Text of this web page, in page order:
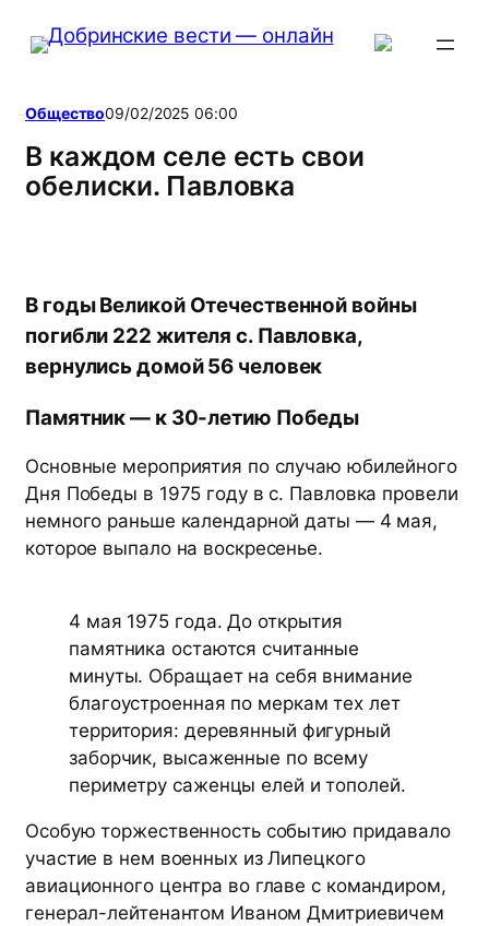
Перейти
Общество09/02/2025 06:00
В каждом селе есть свои
обелиски. Павловка
В годы Великой Отечественной войны
погибли 222 жителя с. Павловка,
вернулись домой 56 человек
Памятник — к 30-летию Победы
Основные мероприятия по случаю юбилейного
Дня Победы в 1975 году в с. Павловка провели
немного раньше календарной даты — 4 мая,
которое выпало на воскресенье.
4 мая 1975 года. До открытия
памятника остаются считанные
минуты. Обращает на себя внимание
благоустроенная по меркам тех лет
территория: деревянный фигурный
заборчик, высаженные по всему
периметру саженцы елей и тополей.
Особую торжественность событию придавало
участие в нем военных из Липецкого
авиационного центра во главе с командиром,
генерал-лейтенантом Иваном Дмитриевичем